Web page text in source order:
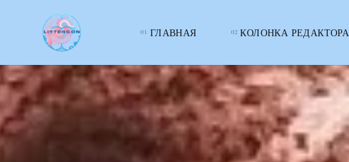
LITTERcon
ГЛАВНАЯ КОЛОНКА РЕДАКТОРА